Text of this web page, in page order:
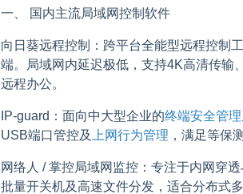
一、 国内主流局域网控制软件
向日葵远程控制：跨平台全能型远程控制
端。局域网内延迟极低，支持4K高清传输
远程办公。
IP-guard：面向中大型企业的终端安全管
USB端口管控及
上网行为管理 ，满足等保
网络人 / 掌控局域网监控：专注于内网穿
批量开关机及高速文件分发，适合分布式多